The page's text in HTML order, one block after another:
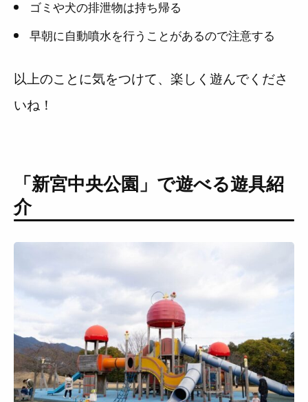
ゴミや犬の排泄物は持ち帰る
早朝に自動噴水を行うことがあるので注意する
以上のことに気をつけて、楽しく遊んでくださ
いね！
「新宮中央公園」で遊べる遊具紹
介